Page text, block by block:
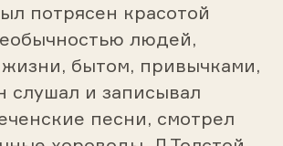
потрясен красотой
людей,
жизни, бытом, привычками,
слушал и записывал
песни, смотрел